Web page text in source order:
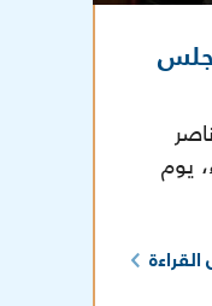
يوم
القراءة